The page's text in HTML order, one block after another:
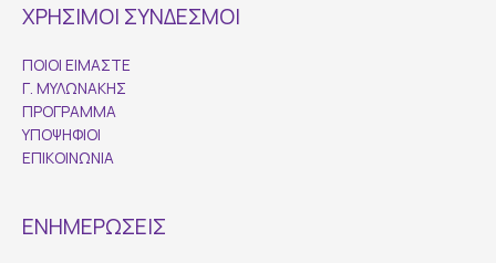
ΧΡΗΣΙΜΟΙ ΣΥΝΔΕΣΜΟΙ
ΠΟΙΟΙ ΕΙΜΑΣΤΕ
Γ. ΜΥΛΩΝΑΚΗΣ
ΠΡΟΓΡΑΜΜΑ
ΥΠΟΨΗΦΙΟΙ
ΕΠΙΚΟΙΝΩΝΙΑ
ΕΝΗΜΕΡΩΣΕΙΣ